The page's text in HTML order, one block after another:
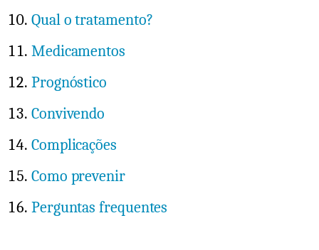
Qual o tratamento?
Medicamentos
Prognóstico
Convivendo
Complicações
Como prevenir
Perguntas frequentes